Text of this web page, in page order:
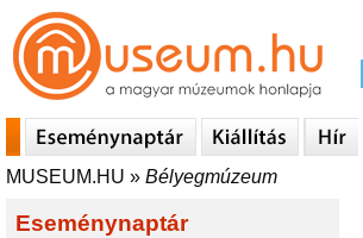
MUSEUM.HU » Bélyegmúzeum
Eseménynaptár